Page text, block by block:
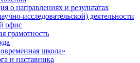
о направлениях и результатах
исследовательской) деятельности
офис
грамотность
школа»
и наставника